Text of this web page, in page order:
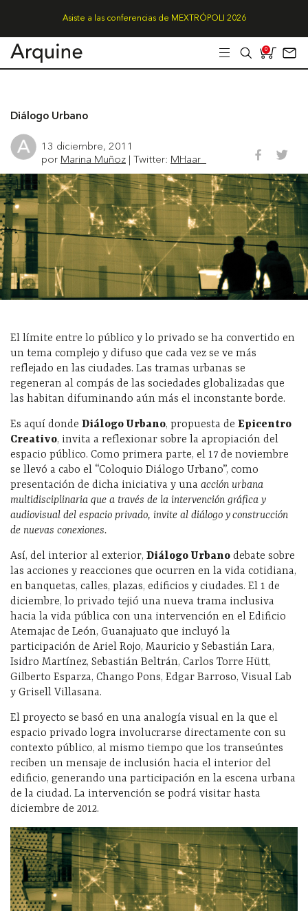
Asiste a las conferencias de MEXTRÓPOLI 2026
0
Diálogo Urbano
13 diciembre, 2011
por Marina Muñoz | Twitter: MHaar_
El límite entre lo público y lo privado se ha convertido en
un tema complejo y difuso que cada vez se ve más
reflejado en las ciudades. Las tramas urbanas se
regeneran al compás de las sociedades globalizadas que
las habitan difuminando aún más el inconstante borde.
Es aquí donde Diálogo Urbano, propuesta de Epicentro
Creativo, invita a reflexionar sobre la apropiación del
espacio público. Como primera parte, el 17 de noviembre
se llevó a cabo el “Coloquio Diálogo Urbano”, como
presentación de dicha iniciativa y una acción urbana
multidisciplinaria que a través de la intervención gráfica y
audiovisual del espacio privado, invite al diálogo y construcción
de nuevas conexiones.
Así, del interior al exterior, Diálogo Urbano debate sobre
las acciones y reacciones que ocurren en la vida cotidiana,
en banquetas, calles, plazas, edificios y ciudades. El 1 de
diciembre, lo privado tejió una nueva trama inclusiva
hacia la vida pública con una intervención en el Edificio
Atemajac de León, Guanajuato que incluyó la
participación de Ariel Rojo, Mauricio y Sebastián Lara,
Isidro Martínez, Sebastián Beltrán, Carlos Torre Hütt,
Gilberto Esparza, Chango Pons, Edgar Barroso, Visual Lab
y Grisell Villasana.
El proyecto se basó en una analogía visual en la que el
espacio privado logra involucrarse directamente con su
contexto público, al mismo tiempo que los transeúntes
reciben un mensaje de inclusión hacia el interior del
edificio, generando una participación en la escena urbana
de la ciudad. La intervención se podrá visitar hasta
diciembre de 2012.